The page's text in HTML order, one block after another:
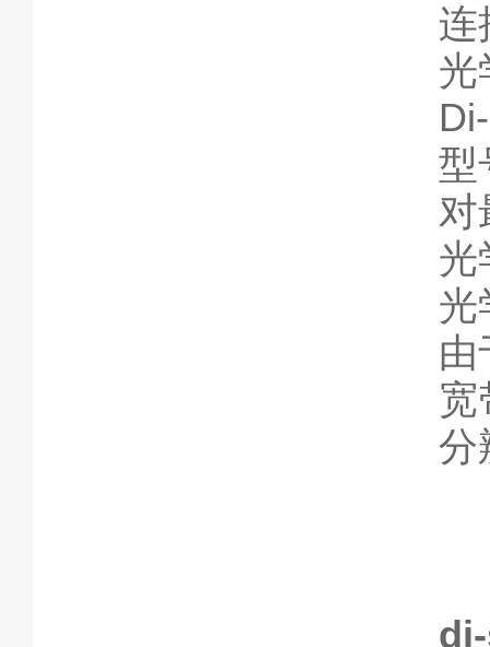
连
光
型
对
光
光
由
宽
分